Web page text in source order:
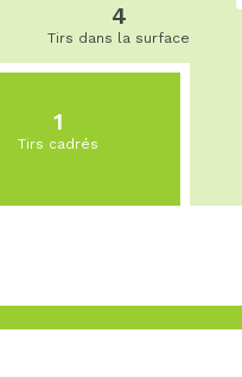
4
Tirs dans la surface
1
Tirs cadrés